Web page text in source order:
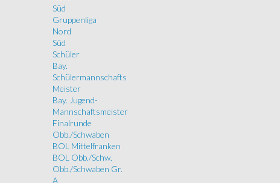
Süd
Gruppenliga
Nord
Süd
Schüler
Bay.
Schülermannschafts
Meister
Bay. Jugend-
Mannschaftsmeister
Finalrunde
Obb./Schwaben
BOL Mittelfranken
BOL Obb./Schw.
Obb./Schwaben Gr.
A